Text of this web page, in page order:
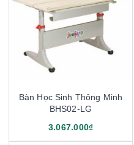
Bàn Học Sinh Thông Minh
BHS02-LG
3.067.000₫